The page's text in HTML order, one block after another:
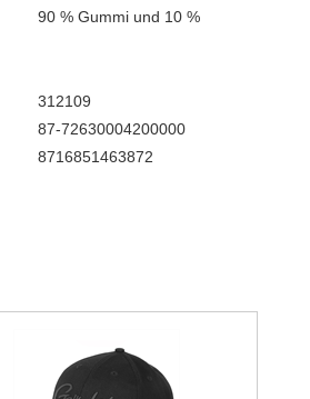
90 % Gummi und 10 %
312109
87-72630004200000
8716851463872